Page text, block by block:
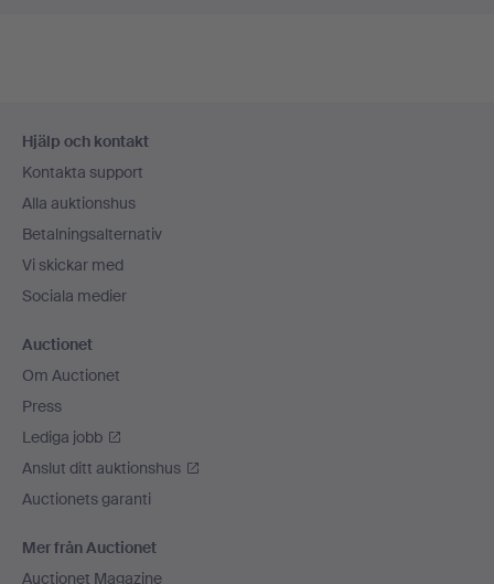
Hjälp och kontakt
Kontakta support
Alla auktionshus
Betalningsalternativ
Vi skickar med
Sociala medier
Auctionet
Om Auctionet
Press
Lediga jobb
Anslut ditt auktionshus
Auctionets garanti
Mer från Auctionet
Auctionet Magazine